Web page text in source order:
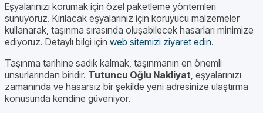
Eşyalarınızı korumak için özel paketleme yöntemleri
sunuyoruz. Kırılacak eşyalarınız için koruyucu malzemeler
kullanarak, taşınma sırasında oluşabilecek hasarları minimize
ediyoruz. Detaylı bilgi için web sitemizi ziyaret edin.
Taşınma tarihine sadık kalmak, taşınmanın en önemli
unsurlarından biridir. Tutuncu Oğlu Nakliyat, eşyalarınızı
zamanında ve hasarsız bir şekilde yeni adresinize ulaştırma
konusunda kendine güveniyor.